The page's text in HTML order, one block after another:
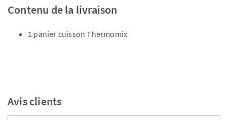
Contenu de la livraison
1 panier cuisson Thermomix
Avis clients